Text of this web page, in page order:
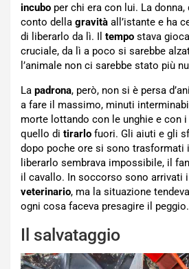
incubo per chi era con lui. La
conto della gravità all’istante e ha
di liberarlo da lì. Il tempo stava
cruciale, da lì a poco si sarebbe
l’animale non ci sarebbe stato più
La padrona, però, non si è persa
a fare il massimo, minuti
morte lottando con le unghie e con i
quello di tirarlo fuori. Gli aiuti e gli
dopo poche ore si sono trasformati
liberarlo sembrava impossibile, il
il cavallo. In soccorso sono arrivati i
veterinario, ma la situazione
ogni cosa faceva presagire il peggio.
Il salvataggio